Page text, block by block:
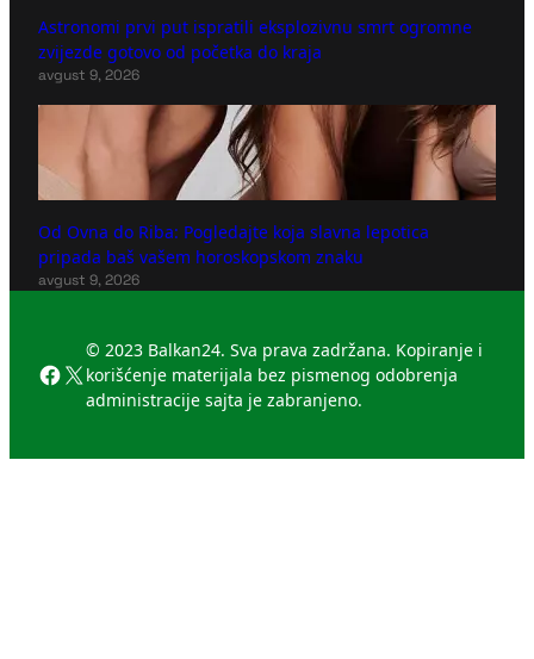
Astronomi prvi put ispratili eksplozivnu smrt ogromne
zvijezde gotovo od početka do kraja
avgust 9, 2026
Od Ovna do Riba: Pogledajte koja slavna lepotica
pripada baš vašem horoskopskom znaku
avgust 9, 2026
Facebook
X
© 2023 Balkan24. Sva prava zadržana. Kopiranje i
korišćenje materijala bez pismenog odobrenja
administracije sajta je zabranjeno.